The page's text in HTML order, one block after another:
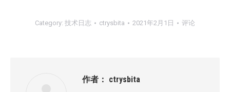
Category: 技术日志 ctrysbita 2021年2月1日 评论
作者： ctrysbita